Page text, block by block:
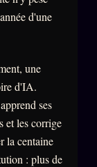
d'une
une
d'IA.
ses
et les corrige
la centaine
: plus de